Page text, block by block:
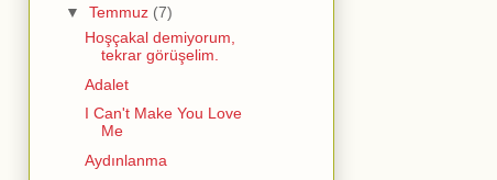
▼ Temmuz (7)
Hoşçakal demiyorum,
tekrar görüşelim.
Adalet
I Can't Make You Love
Me
Aydınlanma